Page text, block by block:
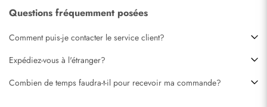
Questions fréquemment posées
Comment puis-je contacter le service client?
Expédiez-vous à l'étranger?
Combien de temps faudra-t-il pour recevoir ma commande?